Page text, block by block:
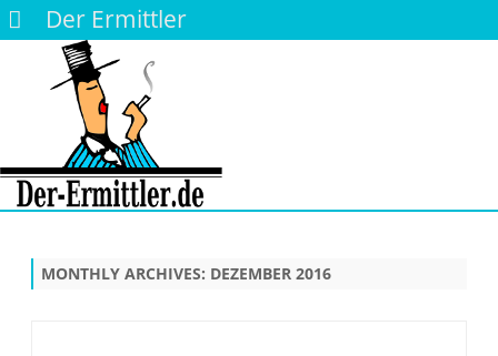
Der Ermittler
MONTHLY ARCHIVES: DEZEMBER 2016